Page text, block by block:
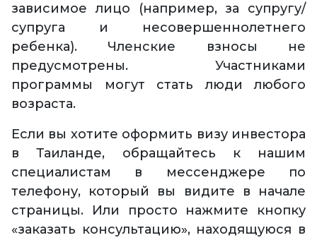
зависимое лицо (например, за супругу/
супруга и несовершеннолетнего
ребенка). Членские взносы не
предусмотрены. Участниками
программы могут стать люди любого
возраста.
Если вы хотите оформить визу инвестора
в Таиланде, обращайтесь к нашим
специалистам в мессенджере по
телефону, который вы видите в начале
страницы. Или просто нажмите кнопку
«заказать консультацию», находящуюся в